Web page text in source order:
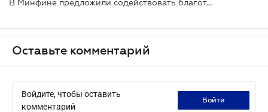
В Минфине предложили содействовать благотворительности дополнительными налоговыми мерами
Оставьте комментарий
Войдите, чтобы оставить
комментарий
войти